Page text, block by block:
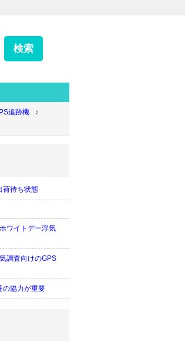
追跡機
荷待ち状態
ワイトデー浮気
調査向けのGPS
の協力が重要